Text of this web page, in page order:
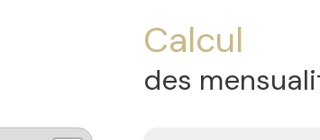
Calcul
des